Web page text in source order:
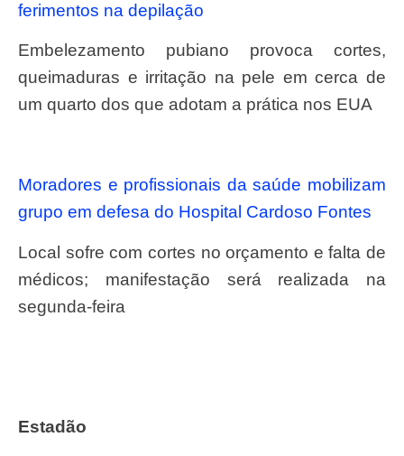
ferimentos na depilação
Embelezamento pubiano provoca cortes,
queimaduras e irritação na pele em cerca de
um quarto dos que adotam a prática nos EUA
Moradores e profissionais da saúde mobilizam
grupo em defesa do Hospital Cardoso Fontes
Local sofre com cortes no orçamento e falta de
médicos; manifestação será realizada na
segunda-feira
Estadão